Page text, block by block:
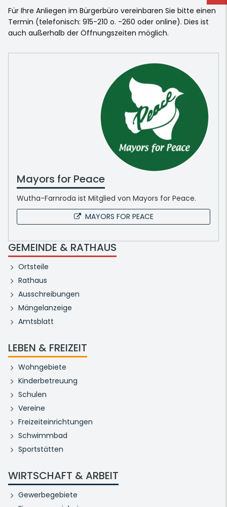
Für Ihre Anliegen im Bürgerbüro vereinbaren Sie bitte einen
Termin (telefonisch: 915-210 o. -260 oder online). Dies ist
auch außerhalb der Öffnungszeiten möglich.
Mayors for Peace
Wutha-Farnroda ist Mitglied von Mayors for Peace.
MAYORS FOR PEACE
GEMEINDE & RATHAUS
Ortsteile
Rathaus
Ausschreibungen
Mängelanzeige
Amtsblatt
LEBEN & FREIZEIT
Wohngebiete
Kinderbetreuung
Schulen
Vereine
Freizeiteinrichtungen
Schwimmbad
Sportstätten
WIRTSCHAFT & ARBEIT
Gewerbegebiete